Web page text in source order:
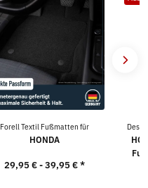
Forell Textil Fußmatten für
HONDA
29,95 € -39,95 €*